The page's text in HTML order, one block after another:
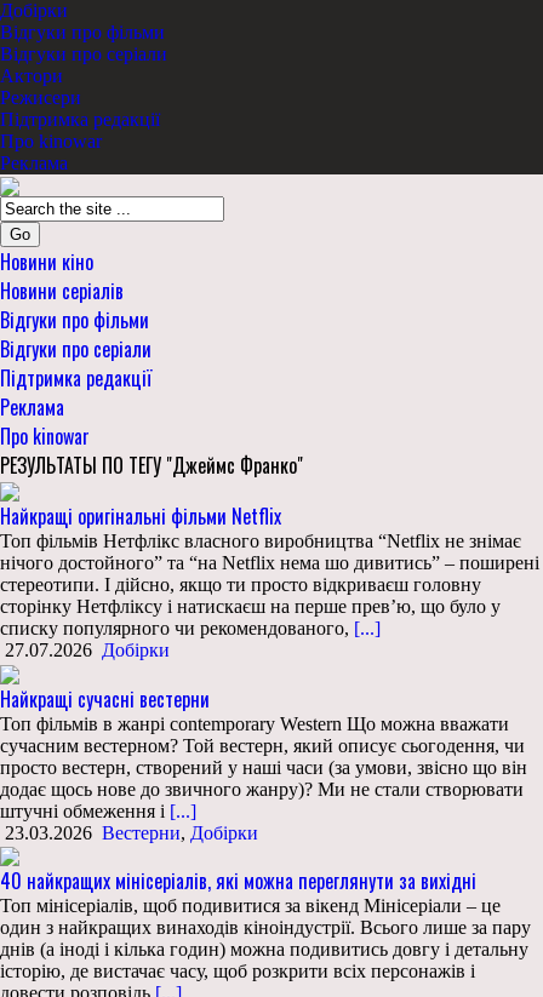
Добірки
Відгуки про фільми
Відгуки про серіали
Актори
Режисери
Підтримка редакції
Про kinowar
Реклама
Go
Новини кіно
Новини серіалів
Відгуки про фільми
Відгуки про серіали
Підтримка редакції
Реклама
Про kinowar
РЕЗУЛЬТАТЫ ПО ТЕГУ "Джеймс Франко"
Найкращі оригінальні фільми Netflix
Топ фільмів Нетфлікс власного виробництва “Netflix не знімає
нічого достойного” та “на Netflix нема шо дивитись” – поширені
стереотипи. І дійсно, якщо ти просто відкриваєш головну
сторінку Нетфліксу і натискаєш на перше прев’ю, що було у
списку популярного чи рекомендованого, [...]
27.07.2026 Добірки
Найкращі сучасні вестерни
Топ фільмів в жанрі contemporary Western Що можна вважати
сучасним вестерном? Той вестерн, який описує сьогодення, чи
просто вестерн, створений у наші часи (за умови, звісно що він
додає щось нове до звичного жанру)? Ми не стали створювати
штучні обмеження і [...]
23.03.2026 Вестерни, Добірки
40 найкращих мінісеріалів, які можна переглянути за вихідні
Топ мінісеріалів, щоб подивитися за вікенд Мінісеріали – це
один з найкращих винаходів кіноіндустрії. Всього лише за пару
днів (а іноді і кілька годин) можна подивитись довгу і детальну
історію, де вистачає часу, щоб розкрити всіх персонажів і
довести розповідь [...]